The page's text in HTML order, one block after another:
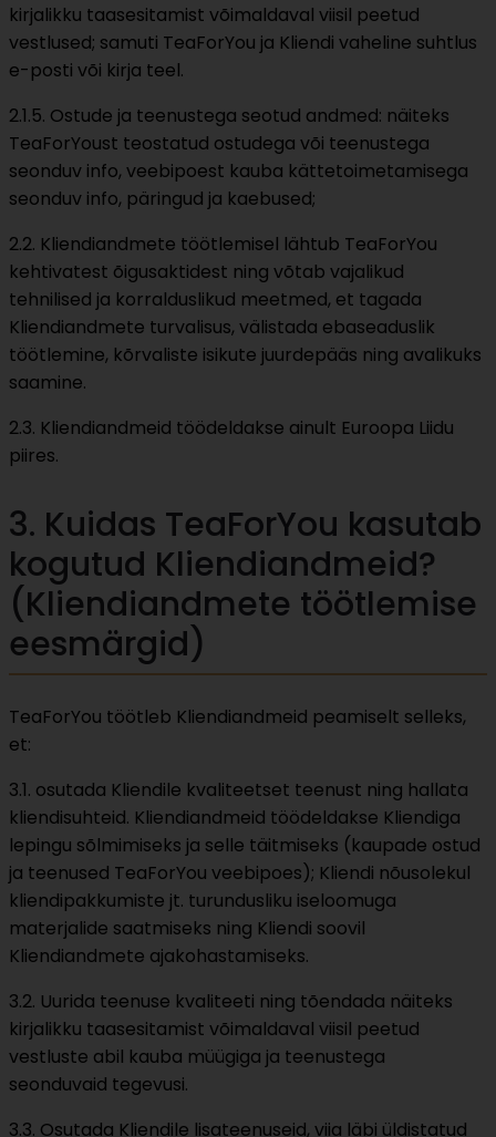
kirjalikku taasesitamist võimaldaval viisil peetud
vestlused; samuti TeaForYou ja Kliendi vaheline suhtlus
e-posti või kirja teel.
2.1.5. Ostude ja teenustega seotud andmed: näiteks
TeaForYoust teostatud ostudega või teenustega
seonduv info, veebipoest kauba kättetoimetamisega
seonduv info, päringud ja kaebused;
2.2. Kliendiandmete töötlemisel lähtub TeaForYou
kehtivatest õigusaktidest ning võtab vajalikud
tehnilised ja korralduslikud meetmed, et tagada
Kliendiandmete turvalisus, välistada ebaseaduslik
töötlemine, kõrvaliste isikute juurdepääs ning avalikuks
saamine.
2.3. Kliendiandmeid töödeldakse ainult Euroopa Liidu
piires.
3. Kuidas TeaForYou kasutab
kogutud Kliendiandmeid?
(Kliendiandmete töötlemise
eesmärgid)
TeaForYou töötleb Kliendiandmeid peamiselt selleks,
et:
3.1. osutada Kliendile kvaliteetset teenust ning hallata
kliendisuhteid. Kliendiandmeid töödeldakse Kliendiga
lepingu sõlmimiseks ja selle täitmiseks (kaupade ostud
ja teenused TeaForYou veebipoes); Kliendi nõusolekul
kliendipakkumiste jt. turundusliku iseloomuga
materjalide saatmiseks ning Kliendi soovil
Kliendiandmete ajakohastamiseks.
3.2. Uurida teenuse kvaliteeti ning tõendada näiteks
kirjalikku taasesitamist võimaldaval viisil peetud
vestluste abil kauba müügiga ja teenustega
seonduvaid tegevusi.
3.3. Osutada Kliendile lisateenuseid, viia läbi üldistatud